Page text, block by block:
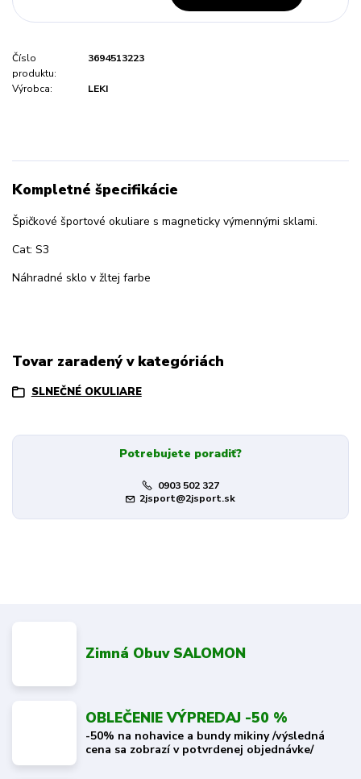
Číslo
produktu:
3694513223
Výrobca: LEKI
Kompletné špecifikácie
Špičkové športové okuliare s magneticky výmennými sklami.
Cat: S3
Náhradné sklo v žltej farbe
Tovar zaradený v kategóriách
SLNEČNÉ OKULIARE
Potrebujete poradiť?
0903 502 327
2jsport@2jsport.sk
Zimná Obuv SALOMON
OBLEČENIE VÝPREDAJ -50 %
-50% na nohavice a bundy mikiny /výsledná
cena sa zobrazí v potvrdenej objednávke/